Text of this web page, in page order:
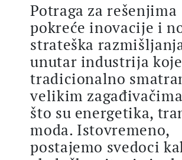
Potraga za rešenjima
pokreće inovacije i
strateška
unutar industrija
tradicionalno
velikim
što su energetika,
moda. Istovremeno,
postajemo svedoci